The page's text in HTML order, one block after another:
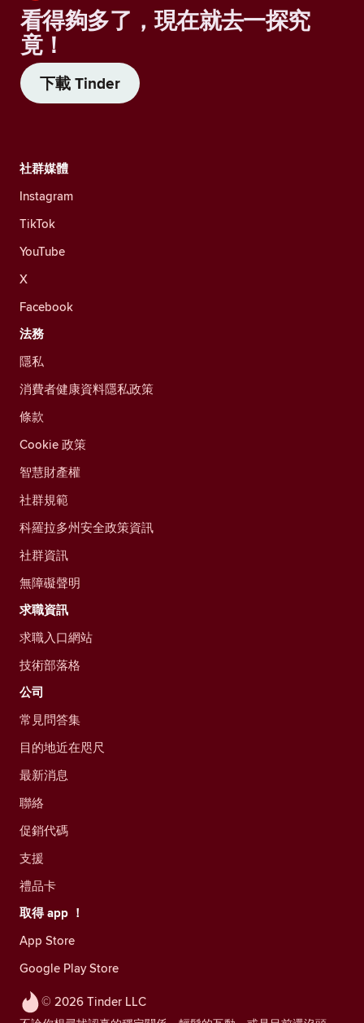
看得夠多了，現在就去一探究
竟！
下載 Tinder
© 2026 Tinder LLC
社群媒體
Instagram
TikTok
YouTube
X
Facebook
法務
隱私
消費者健康資料隱私政策
條款
Cookie 政策
智慧財產權
社群規範
科羅拉多州安全政策資訊
社群資訊
無障礙聲明
求職資訊
求職入口網站
技術部落格
公司
常見問答集
目的地近在咫尺
最新消息
聯絡
促銷代碼
支援
禮品卡
取得 app ！
App Store
Google Play Store